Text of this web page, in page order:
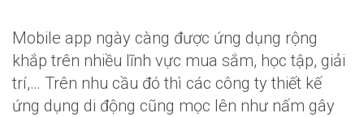
Mobile app ngày càng được ứng dụng rộng
khắp trên nhiều lĩnh vực mua sắm, học tập, giải
trí,… Trên nhu cầu đó thì các công ty thiết kế
ứng dụng di động cũng mọc lên như nấm gây